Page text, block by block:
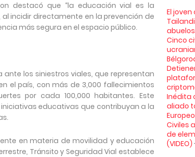
destacó que “la educación vial es la
incidir directamente en la prevención de
más segura en el espacio público.
los siniestros viales, que representan
el país, con más de 3,000 fallecimientos
por cada 100,000 habitantes. Este
educativas que contribuyan a la
en materia de movilidad y educación
Tránsito y Seguridad Vial establece
El
abuelos
Cinco
Inédita
aliado
Europeo
Civiles
de
(VIDEO)